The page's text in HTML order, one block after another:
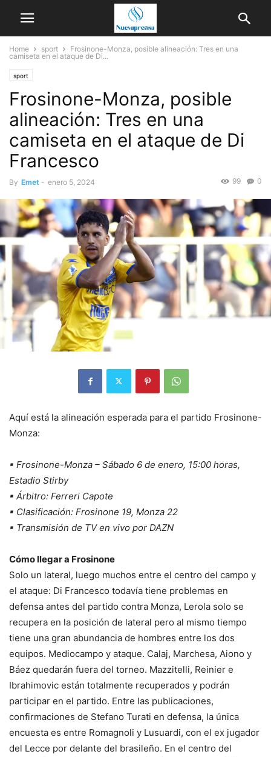
Home sport
Frosinone-Monza, posible alineación: Tres en una
camiseta en el ataque de Di...
sport
Frosinone-Monza, posible
alineación: Tres en una
camiseta en el ataque de Di
Francesco
By Emet - enero 5, 2024 0
99
Aquí está la alineación esperada para el partido Frosinone-
Monza:
▪ Frosinone-Monza – Sábado 6 de enero, 15:00 horas,
Estadio Stirby
▪ Árbitro: Ferreri Capote
▪ Clasificación: Frosinone 19, Monza 22
▪ Transmisión de TV en vivo por DAZN
Cómo llegar a Frosinone
Solo un lateral, luego muchos entre el centro del campo y
el ataque: Di Francesco todavía tiene problemas en
defensa antes del partido contra Monza, Lerola solo se
recupera en la posición de lateral pero al mismo tiempo
tiene una gran abundancia de hombres entre los dos
equipos. Mediocampo y ataque. Calaj, Marchesa, Aiono y
Báez quedarán fuera del torneo. Mazzitelli, Reinier e
Ibrahimovic están totalmente recuperados y podrán
participar en el partido. Entre las publicaciones,
confirmaciones de Stefano Turati en defensa, la única
encuesta es entre Romagnoli y Lusuardi, con el ex jugador
del Lecce por delante del brasileño. En el centro del